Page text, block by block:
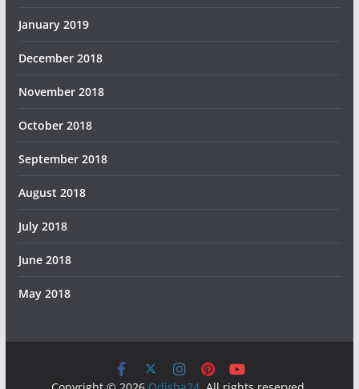
January 2019
December 2018
November 2018
October 2018
September 2018
August 2018
July 2018
June 2018
May 2018